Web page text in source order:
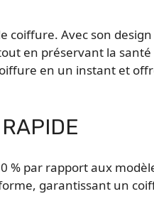
Avec son
en préservant la
en un instant et
% par rapport aux
garantissant un